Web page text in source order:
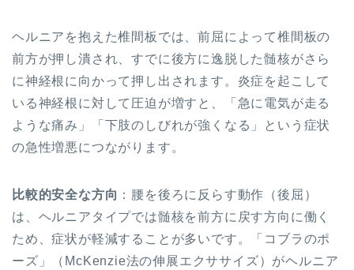
ヘルニアを抱えた椎間板では、前屈によって椎間板の
前方が押し潰され、すでに後方に逸脱した髄核がさら
に神経根に向かって押し出されます。炎症を起こして
いる神経根に対して圧迫が増すと、「急に電気が走る
ような痛み」「下肢のしびれが強くなる」という症状
の急性増悪につながります。
比較的安全な方向 ：腰を後ろに反らす動作（後屈）
は、ヘルニアタイプでは髄核を前方に戻す方向に働く
ため、症状が軽減することが多いです。「コブラのポ
ーズ」（McKenzie法の伸展エクササイズ）がヘルニア